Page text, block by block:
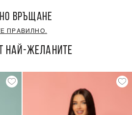
ВРЪЩАНЕ
ПРАВИЛНО.
НАЙ-ЖЕЛАНИТЕ